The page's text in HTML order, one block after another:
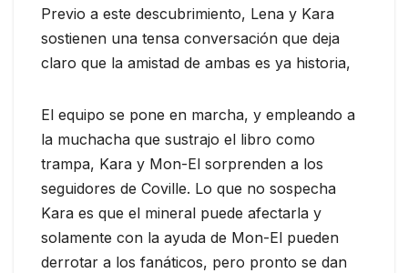
Previo a este descubrimiento, Lena y Kara
sostienen una tensa conversación que deja
claro que la amistad de ambas es ya historia,
El equipo se pone en marcha, y empleando a
la muchacha que sustrajo el libro como
trampa, Kara y Mon-El sorprenden a los
seguidores de Coville. Lo que no sospecha
Kara es que el mineral puede afectarla y
solamente con la ayuda de Mon-El pueden
derrotar a los fanáticos, pero pronto se dan